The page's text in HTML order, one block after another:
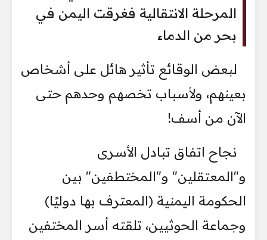
المرحلة الانتقالية فغرقت اليمن في
بحر من الدماء
لبعض الوقائع تأثير هائل على أشخاص
بعينهم، ولأسباب تخصهم وحدهم حتى
الآن من أسف!
نجاح اتفاق تبادل الأسرى
و"المعتقلين" و"المختطفين" بين
الحكومة اليمنية (المعترف بها دوليًا)
وجماعة الحوثيين، تلقته أسر المختفين